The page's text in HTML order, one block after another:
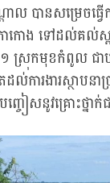
តាល បានសម្រេចធ្
ោង ទៅដល់គល់ស្ពា
ស្រុកមុខកំពូល ជា
ការងារស្ថាបនា
ញ្ចៀសនូវគ្រោះថ្នា